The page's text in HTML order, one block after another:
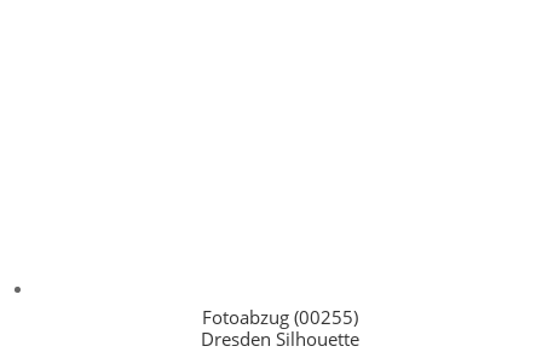
Fotoabzug (00255)
Dresden Silhouette